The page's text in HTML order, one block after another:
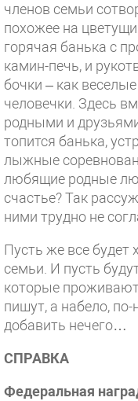
членов семьи
похожее на
горячая банька с
камин-печь, и
бочки – как
человечки. Здесь
родными и
топится банька,
лыжные
любящие родные
счастье? Так
ними трудно не
Пусть же все будет
семьи. И пусть
которые
пишут, а набело,
добавить нечего…
СПРАВКА
Федеральная